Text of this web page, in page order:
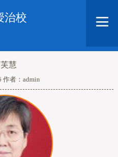
治校
慧
作者：admin